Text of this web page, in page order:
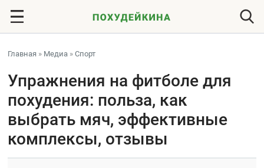
Главная » Медиа »Спорт
Упражнения на фитболе для
похудения: польза, как
выбрать мяч, эффективные
комплексы, отзывы